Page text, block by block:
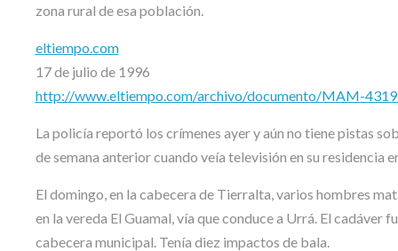
zona rural de esa población.
eltiempo.com
17 de julio de 1996
http://www.eltiempo.com/archivo/documento/MAM-
La policía reportó los crímenes ayer y aún no tiene pistas
de semana anterior cuando veía televisión en su residencia
El domingo, en la cabecera de Tierralta, varios hombres
en la vereda El Guamal, vía que conduce a Urrá. El
cabecera municipal. Tenía diez impactos de bala.